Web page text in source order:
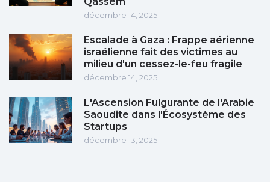
décembre 14, 2025
Escalade à Gaza : Frappe aérienne
israélienne fait des victimes au
milieu d'un cessez-le-feu fragile
décembre 14, 2025
L'Ascension Fulgurante de l'Arabie
Saoudite dans l'Écosystème des
Startups
décembre 13, 2025